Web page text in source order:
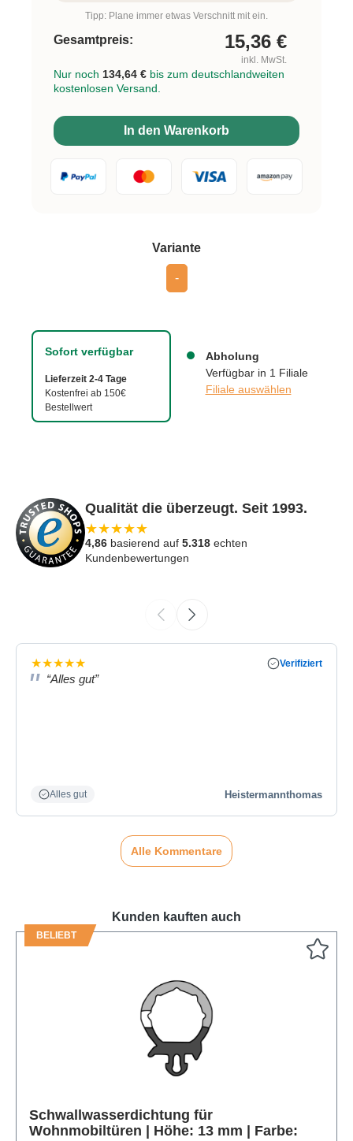
Sofort verfügbar
Lieferzeit 2-4 Tage
Kostenfrei ab 150€
Bestellwert
Abholung
Verfügbar in 1 Filiale
Filiale auswählen
Varianteauswählen
-
Tipp: Plane immer etwas Verschnitt mit ein.
Gesamtpreis: 15,36 €
inkl. MwSt.
Nur noch 134,64 € bis zum deutschlandweiten
kostenlosen Versand.
In den Warenkorb
Qualität die überzeugt. Seit 1993.
★★★★★
4,86 basierend auf 5.318 echten
Kundenbewertungen
★★★★★ Verifiziert
“Alles gut”
Alles gut Heistermannthomas
Alle Kommentare
Kunden kauften auch
BELIEBT
Schwallwasserdichtung für
Wohnmobiltüren | Höhe: 13 mm | Farbe: